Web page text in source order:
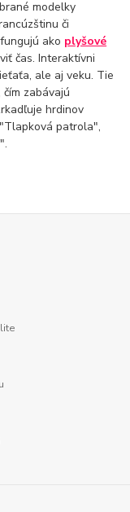
modelky
či
ako plyšové
čas. Interaktívni
ale aj veku. Tie
zabávajú
hrdinov
patrola",